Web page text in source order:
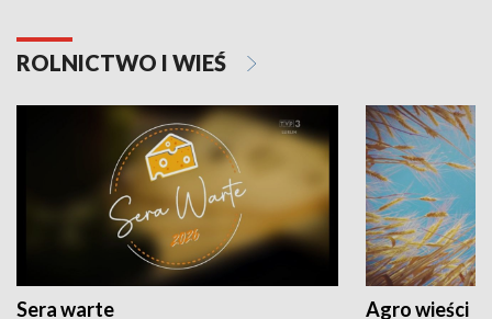
ROLNICTWO I WIEŚ
Sera warte Agro wieści